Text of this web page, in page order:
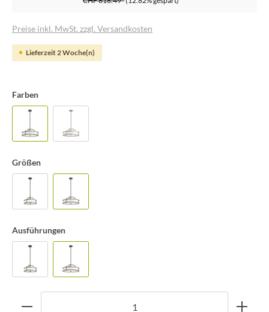
Preise inkl. MwSt. zzgl. Versandkosten
Lieferzeit 2 Woche(n)
Farben
Größen
Ausführungen